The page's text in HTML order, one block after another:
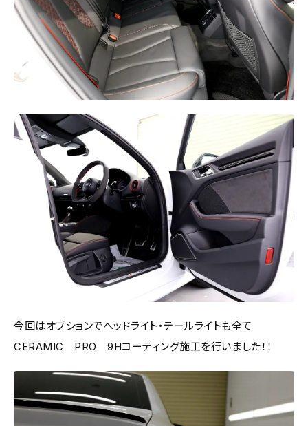
今回はオプションでヘッドライト・テールライトも全て
CERAMIC PRO 9Hコーティング施工を行いました！！